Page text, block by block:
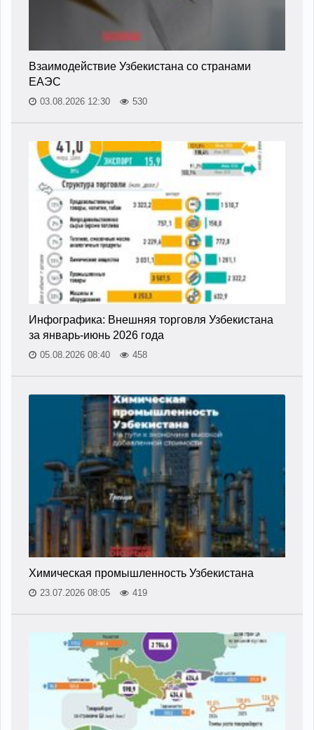
Взаимодействие Узбекистана со странами
ЕАЭС
03.08.2026 12:30 530
Инфографика: Внешняя торговля Узбекистана
за январь-июнь 2026 года
05.08.2026 08:40 458
Химическая промышленность Узбекистана
23.07.2026 08:05 419